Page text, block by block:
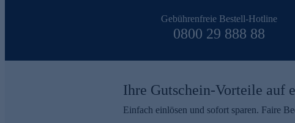
Gebührenfreie Bestell-Hotline
0800 29 888 88
Ihre Gutschein-Vorteile auf
Einfach einlösen und sofort sparen. Faire